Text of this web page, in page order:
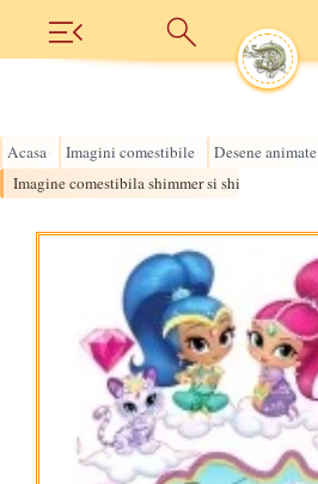
Acasa Imagini comestibile Desene animate
Imagine comestibila shimmer si shine